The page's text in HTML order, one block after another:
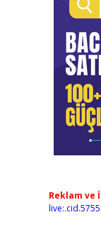
Reklam ve